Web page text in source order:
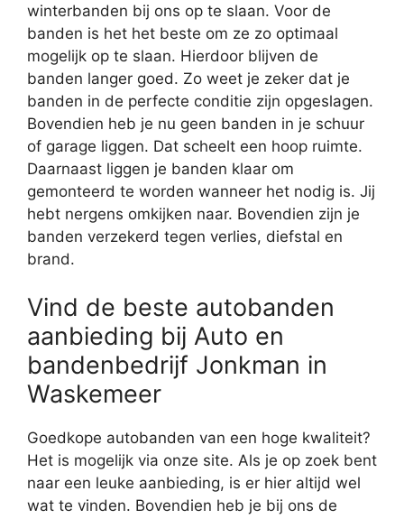
winterbanden bij ons op te slaan. Voor de
banden is het het beste om ze zo optimaal
mogelijk op te slaan. Hierdoor blijven de
banden langer goed. Zo weet je zeker dat je
banden in de perfecte conditie zijn opgeslagen.
Bovendien heb je nu geen banden in je schuur
of garage liggen. Dat scheelt een hoop ruimte.
Daarnaast liggen je banden klaar om
gemonteerd te worden wanneer het nodig is. Jij
hebt nergens omkijken naar. Bovendien zijn je
banden verzekerd tegen verlies, diefstal en
brand.
Vind de beste autobanden
aanbieding bij Auto en
bandenbedrijf Jonkman in
Waskemeer
Goedkope autobanden van een hoge kwaliteit?
Het is mogelijk via onze site. Als je op zoek bent
naar een leuke aanbieding, is er hier altijd wel
wat te vinden. Bovendien heb je bij ons de